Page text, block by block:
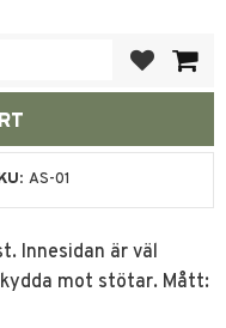
AS-01
Innesidan är väl
mot stötar. Mått: